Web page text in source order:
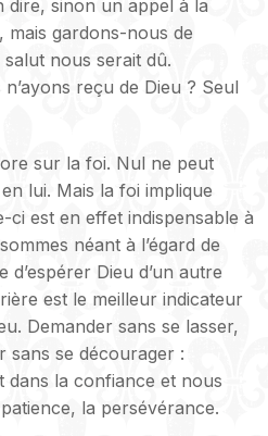
dire, sinon un appel à la
mais gardons-nous de
salut nous serait dû.
reçu de Dieu ? Seul
sur la foi. Nul ne peut
lui. Mais la foi implique
ci est en effet indispensable à
néant à l’égard de
d’espérer Dieu d’un autre
est le meilleur indicateur
Demander sans se lasser,
sans se décourager :
dans la confiance et nous
la persévérance.